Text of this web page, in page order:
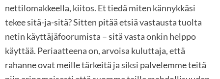
nettilomakkeella, kiitos. Et tiedä miten kännykkäsi
tekee sitä-ja-sitä? Sitten pitää etsiä vastausta tuolta
netin käyttäjäfoorumista – sitä vasta onkin helppo
käyttää. Periaatteena on, arvoisa kuluttaja, että
rahanne ovat meille tärkeitä ja siksi palvelemme teitä